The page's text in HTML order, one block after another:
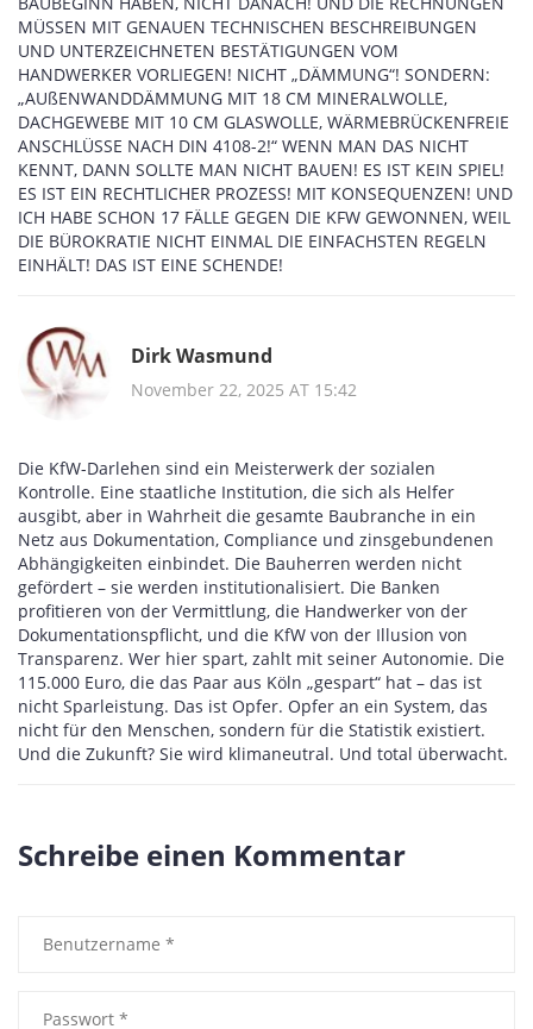
MÜSSEN MIT GENAUEN TECHNISCHEN BESCHREIBUNGEN
UND UNTERZEICHNETEN BESTÄTIGUNGEN VOM
HANDWERKER VORLIEGEN! NICHT „DÄMMUNG“! SONDERN:
„AUßENWANDDÄMMUNG MIT 18 CM MINERALWOLLE,
DACHGEWEBE MIT 10 CM GLASWOLLE, WÄRMEBRÜCKENFREIE
ANSCHLÜSSE NACH DIN 4108-2!“ WENN MAN DAS NICHT
KENNT, DANN SOLLTE MAN NICHT BAUEN! ES IST KEIN SPIEL!
ES IST EIN RECHTLICHER PROZESS! MIT KONSEQUENZEN! UND
ICH HABE SCHON 17 FÄLLE GEGEN DIE KFW GEWONNEN, WEIL
DIE BÜROKRATIE NICHT EINMAL DIE EINFACHSTEN REGELN
EINHÄLT! DAS IST EINE SCHENDE!
Dirk Wasmund
November 22, 2025 AT 15:42
Die KfW-Darlehen sind ein Meisterwerk der sozialen
Kontrolle. Eine staatliche Institution, die sich als Helfer
ausgibt, aber in Wahrheit die gesamte Baubranche in ein
Netz aus Dokumentation, Compliance und zinsgebundenen
Abhängigkeiten einbindet. Die Bauherren werden nicht
gefördert – sie werden institutionalisiert. Die Banken
profitieren von der Vermittlung, die Handwerker von der
Dokumentationspflicht, und die KfW von der Illusion von
Transparenz. Wer hier spart, zahlt mit seiner Autonomie. Die
115.000 Euro, die das Paar aus Köln „gespart“ hat – das ist
nicht Sparleistung. Das ist Opfer. Opfer an ein System, das
nicht für den Menschen, sondern für die Statistik existiert.
Und die Zukunft? Sie wird klimaneutral. Und total überwacht.
Schreibe einen Kommentar